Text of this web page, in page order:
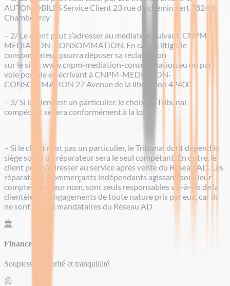
AUTOMOBILES Service Client 23 rue du chemin vert 78240
Chambourcy
– 2/ Le client peut s’adresser au médiateur suivant CNPM-
MEDIATION-CONSOMMATION. En cas de litige, le
consommateur pourra déposer sa réclamation
sur le site : www.cnpm-mediation-consommation.eu ou par
voie postale en écrivant à CNPM-MEDIATION-
CONSOMMATION 27 Avenue de la libération 42400
– 3/ Si le client est un particulier, le choix du Tribunal
compétent se fera conformément à la loi.
– Si le client n’est pas un particulier, le Tribunal dont dépend le
siège social du réparateur sera le seul compétant. En outre, le
client peut s’adresser au service après vente du Réseau AD. Les
réparateurs, commerçants indépendants agissant pour leur
compte et en leur nom, sont seuls responsables vis-à-vis de la
clientèle des engagements de toute nature pris par eux, car ils
ne sont pas les mandataires du Réseau AD
Financement
Souplesse, sécurité et tranquillité